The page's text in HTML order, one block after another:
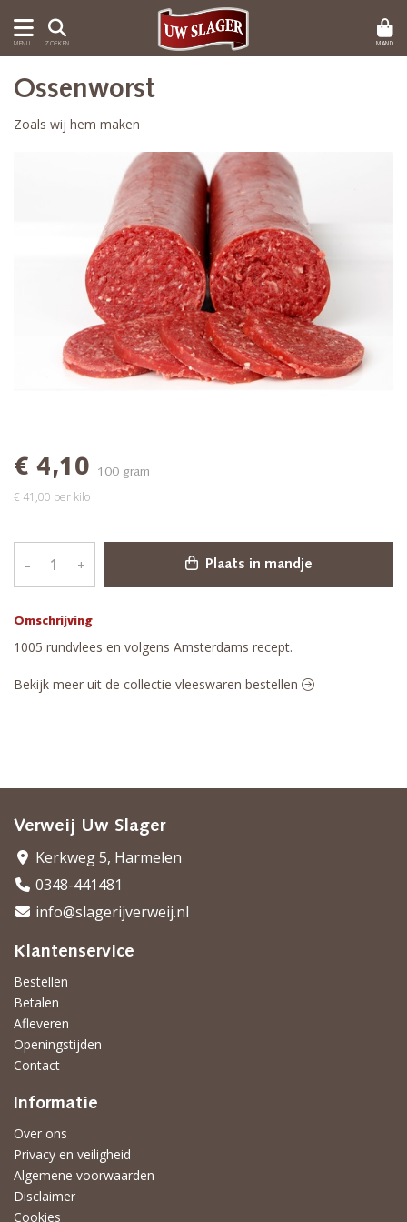
MENU ZOEKEN MAND
Omschrijving
1005 rundvlees en volgens Amsterdams recept.
Ossenworst
Zoals wij hem maken
€ 4,10 100 gram
€ 41,00 per kilo
– + Plaats in mandje
Bekijk meer uit de collectie vleeswaren bestellen
Verweij Uw Slager
Kerkweg 5, Harmelen
0348-441481
info@slagerijverweij.nl
Klantenservice
Bestellen
Betalen
Afleveren
Openingstijden
Contact
Informatie
Over ons
Privacy en veiligheid
Algemene voorwaarden
Disclaimer
Cookies